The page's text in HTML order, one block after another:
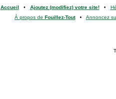
Accueil • Ajoutez (modifiez) votre site!•
À propos de Fouillez-Tout• Annoncez